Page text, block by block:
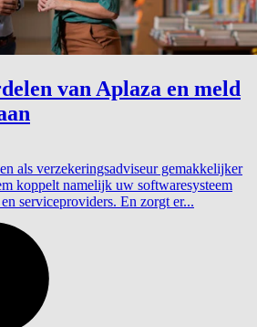
van Aplaza en meld
als verzekeringsadviseur gemakkelijker
koppelt namelijk uw softwaresysteem
serviceproviders. En zorgt er...